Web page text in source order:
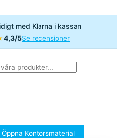
med Klarna i kassan
4,3/5Se recensioner
Öppna Kontorsmaterial